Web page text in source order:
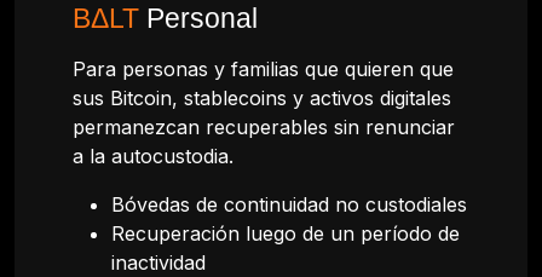
BΔLT Personal
Para personas y familias que quieren que
sus Bitcoin, stablecoins y activos digitales
permanezcan recuperables sin renunciar
a la autocustodia.
Bóvedas de continuidad no custodiales
Recuperación luego de un período de
inactividad